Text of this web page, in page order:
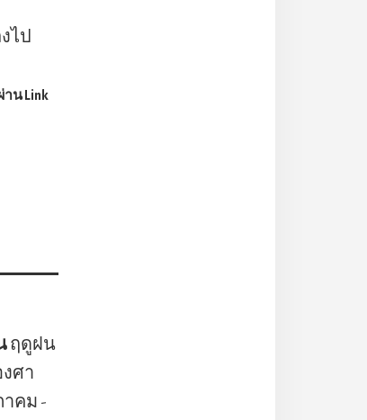
ไป
าน Link
ฤดูฝน
ศา
คม -